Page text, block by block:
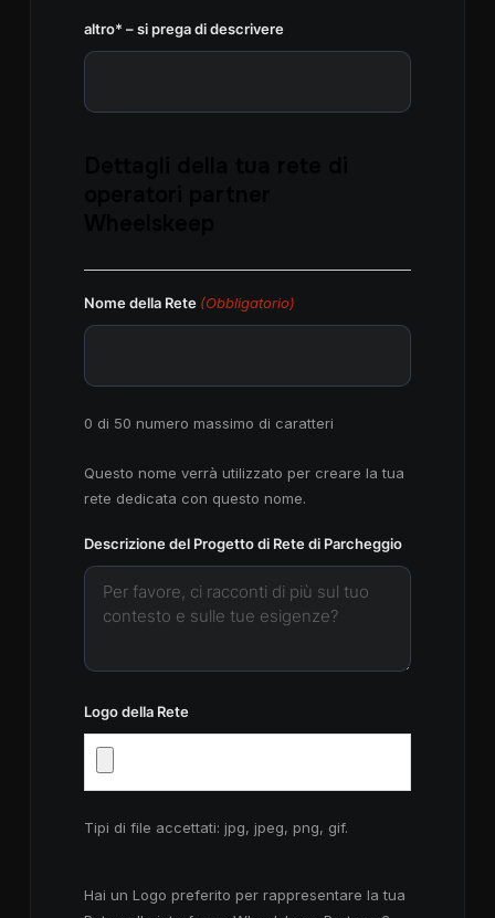
altro* – si prega di descrivere
Nome della Rete (Obbligatorio)
0 di 50 numero massimo di caratteri
Questo nome verrà utilizzato per creare la tua
rete dedicata con questo nome.
Descrizione del Progetto di Rete di Parcheggio
Logo della Rete
Tipi di file accettati: jpg, jpeg, png, gif.
Hai un Logo preferito per rappresentare la tua